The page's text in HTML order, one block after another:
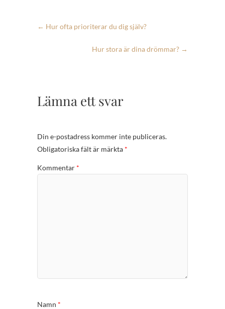
← Hur ofta prioriterar du dig själv?
Hur stora är dina drömmar? →
Lämna ett svar
Din e-postadress kommer inte publiceras.
Obligatoriska fält är märkta *
Kommentar *
Namn *